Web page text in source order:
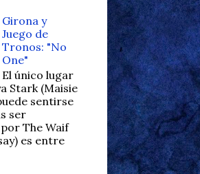
Girona y
Juego de
Tronos: "No
One"
El único lugar
Stark (Maisie
sentirse
ser
The Waif
es entre